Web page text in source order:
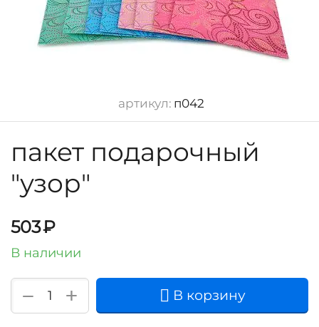
артикул: п042
пакет подарочный
"узор"
503₽
В наличии
+
− В корзину